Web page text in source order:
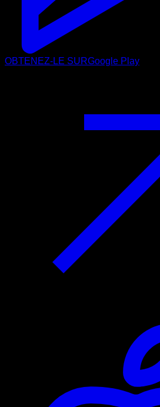
OBTENEZ-LE SURGoogle Play